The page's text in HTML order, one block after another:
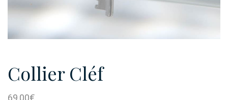
Collier Cléf
69,00€